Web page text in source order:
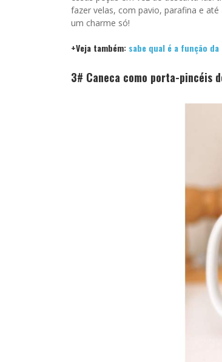
fazer velas, com pavio, parafina e
um charme só!
+Veja também: sabe qual é a função
3# Caneca como porta-pincéis